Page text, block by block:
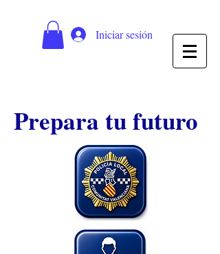
Iniciar sesión
Prepara tu futuro